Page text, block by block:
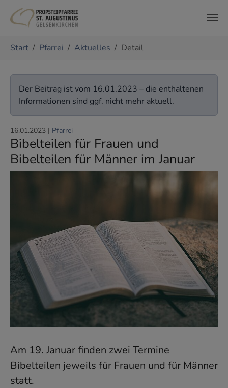
Start Pfarrei Aktuelles Detail
Der Beitrag ist vom 16.01.2023 – die enthaltenen
Informationen sind ggf. nicht mehr aktuell.
16.01.2023 | Pfarrei
Bibelteilen für Frauen und
Bibelteilen für Männer im Januar
Am 19. Januar finden zwei Termine
Bibelteilen jeweils für Frauen und für Männer
statt.